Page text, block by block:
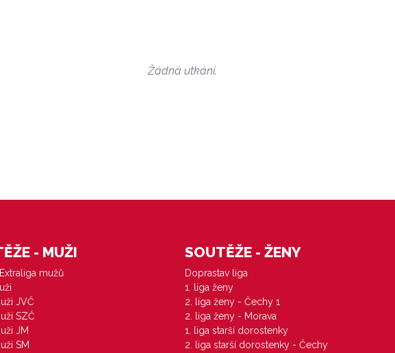
Žádná utkání.
- MUŽI
mužů
JVČ
SZČ
JM
SM
SOUTĚŽE - ŽENY
Doprastav liga
1. liga ženy
2. liga ženy - Čechy 1
2. liga ženy - Morava
1. liga starší dorostenky
2. liga starší dorostenky - Čechy